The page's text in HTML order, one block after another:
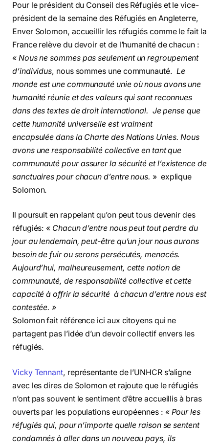
Pour le président du Conseil des Réfugiés et le vice-
président de la semaine des Réfugiés en Angleterre,
Enver Solomon, accueillir les réfugiés comme le fait la
France relève du devoir et de l’humanité de chacun :
« Nous ne sommes pas seulement un regroupement
d’individus, nous sommes une communauté. Le
monde est une communauté unie où nous avons une
humanité réunie et des valeurs qui sont reconnues
dans des textes de droit international. Je pense que
cette humanité universelle est vraiment
encapsulée dans la Charte des Nations Unies. Nous
avons une responsabilité collective en tant que
communauté pour assurer la sécurité et l’existence de
sanctuaires pour chacun d’entre nous. » explique
Solomon.
Il poursuit en rappelant qu’on peut tous devenir des
réfugiés: « Chacun d’entre nous peut tout perdre du
jour au lendemain, peut-être qu’un jour nous aurons
besoin de fuir ou serons persécutés, menacés.
Aujourd’hui, malheureusement, cette notion de
communauté, de responsabilité collective et cette
capacité à offrir la sécurité à chacun d’entre nous est
contestée. »
Solomon fait référence ici aux citoyens qui ne
partagent pas l’idée d’un devoir collectif envers les
réfugiés.
Vicky Tennant, représentante de l’UNHCR s’aligne
avec les dires de Solomon et rajoute que le réfugiés
n’ont pas souvent le sentiment d’être accueillis à bras
ouverts par les populations européennes : « Pour les
réfugiés qui, pour n’importe quelle raison se sentent
condamnés à aller dans un nouveau pays, ils